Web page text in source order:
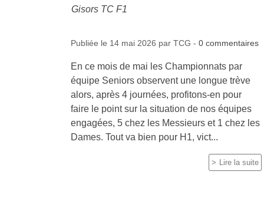
Gisors TC F1
Publiée le 14 mai 2026 par TCG - 0 commentaires
En ce mois de mai les Championnats par
équipe Seniors observent une longue trève
alors, après 4 journées, profitons-en pour
faire le point sur la situation de nos équipes
engagées, 5 chez les Messieurs et 1 chez les
Dames. Tout va bien pour H1, vict...
Lire la suite